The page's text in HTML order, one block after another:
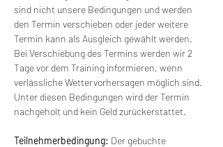
sind nicht unsere Bedingungen und werden
den Termin verschieben oder jeder weitere
Termin kann als Ausgleich gewählt werden.
Bei Verschiebung des Termins werden wir 2
Tage vor dem Training informieren, wenn
verlässliche Wettervorhersagen möglich sind.
Unter diesen Bedingungen wird der Termin
nachgeholt und kein Geld zurückerstattet.
Teilnehmerbedingung: Der gebuchte